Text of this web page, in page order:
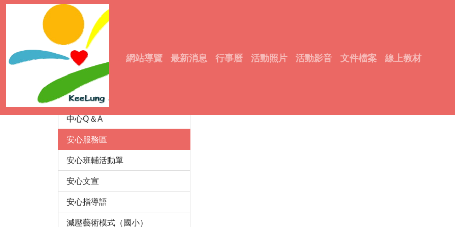
網站導覽 最新消息 行事曆 活動照片 活動影音 文件檔案 線上教材
輔諮中心
成立宗旨
中心沿革
服務資訊
成員介紹
中心Q＆A
安心服務區
安心班輔活動單
安心文宣
安心指導語
減壓藝術模式（國小）
42_社工組個案服務流程1040723.docx71123